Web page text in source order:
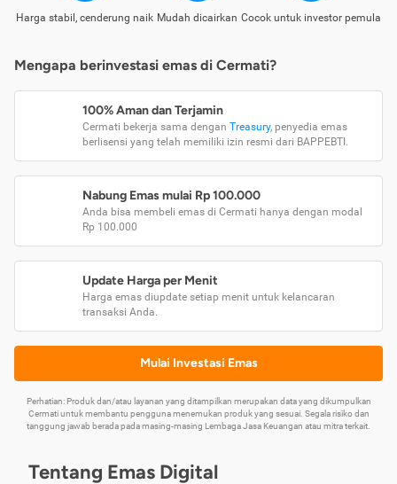
Harga stabil, cenderung naik Mudah dicairkan Cocok untuk investor pemula
Mengapa berinvestasi emas di Cermati?
100% Aman dan Terjamin
Cermati bekerja sama dengan Treasury, penyedia emas
berlisensi yang telah memiliki izin resmi dari BAPPEBTI.
Nabung Emas mulai Rp 100.000
Anda bisa membeli emas di Cermati hanya dengan modal
Rp 100.000
Update Harga per Menit
Harga emas diupdate setiap menit untuk kelancaran
transaksi Anda.
Mulai Investasi Emas
Perhatian: Produk dan/atau layanan yang ditampilkan merupakan data yang dikumpulkan
Cermati untuk membantu pengguna menemukan produk yang sesuai. Segala risiko dan
tanggung jawab berada pada masing-masing Lembaga Jasa Keuangan atau mitra terkait.
Tentang Emas Digital